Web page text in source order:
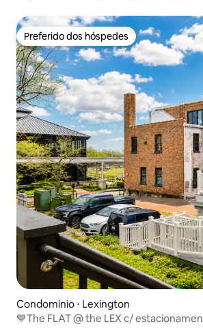
Preferido dos hóspedes
Preferido dos hóspedes
Condomínio ⋅ Lexington
💙The FLAT @ the LEX c/